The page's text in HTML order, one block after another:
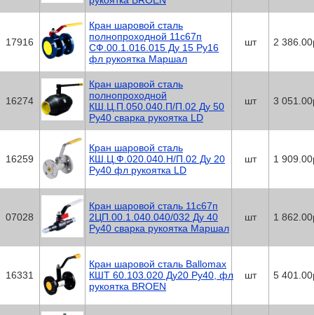
17916
Кран шаровой сталь
полнопроходной 11с67п
СФ.00.1.016.015 Ду 15 Ру16
фл рукоятка Маршал
шт 2
16274
Кран шаровой сталь
полнопроходной
КШ.Ц.П.050.040.П/П.02 Ду 50
Ру40 сварка рукоятка LD
шт 3
16259
Кран шаровой сталь
КШ.Ц.Ф.020.040.Н/П.02 Ду 20
Ру40 фл рукоятка LD
шт 1
07028
Кран шаровой сталь 11с67п
2ЦП.00.1.040.040/032 Ду 40
Ру40 сварка рукоятка Маршал
шт 1
16331
Кран шаровой сталь Ballomax
КШТ 60.103.020 Ду20 Ру40, фл
рукоятка BROEN
шт 5